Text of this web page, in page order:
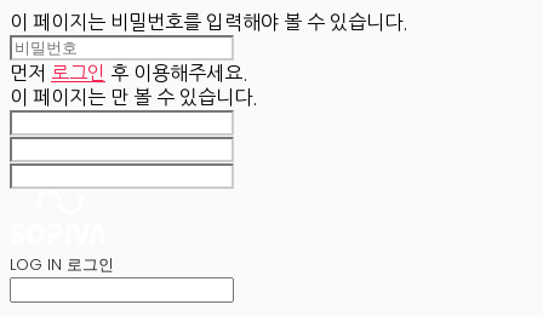
이 페이지는 비밀번호를 입력해야 볼 수 있습니다.
먼저 로그인 후 이용해주세요.
이 페이지는 만 볼 수 있습니다.
LOG IN 로그인